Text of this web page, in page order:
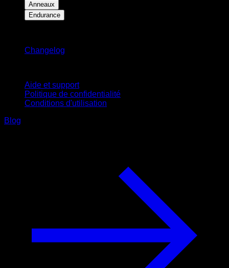
Anneaux
Endurance
Changelog
Aide et support
Politique de confidentialité
Conditions d'utilisation
Blog